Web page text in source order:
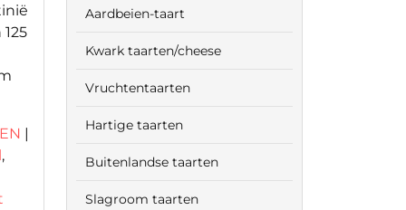
|
,
Aardbeien-taart
Kwark taarten/cheese
Vruchtentaarten
Hartige taarten
Buitenlandse taarten
Slagroom taarten